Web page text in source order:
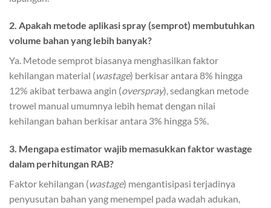
2. Apakah metode aplikasi spray (semprot) membutuhkan
volume bahan yang lebih banyak?
Ya. Metode semprot biasanya menghasilkan faktor
kehilangan material (wastage) berkisar antara 8% hingga
12% akibat terbawa angin (overspray), sedangkan metode
trowel manual umumnya lebih hemat dengan nilai
kehilangan bahan berkisar antara 3% hingga 5%.
3. Mengapa estimator wajib memasukkan faktor wastage
dalam perhitungan RAB?
Faktor kehilangan (wastage) mengantisipasi terjadinya
penyusutan bahan yang menempel pada wadah adukan,